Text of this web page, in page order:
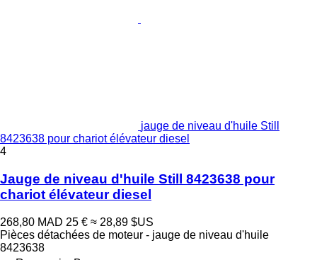
jauge de niveau d'huile Still
8423638 pour chariot élévateur diesel
4
Jauge de niveau d'huile Still 8423638 pour
chariot élévateur diesel
268,80 MAD 25 € ≈ 28,89 $US
Pièces détachées de moteur - jauge de niveau d'huile
8423638